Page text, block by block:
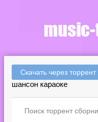
Скачать через торрент
шансон караоке